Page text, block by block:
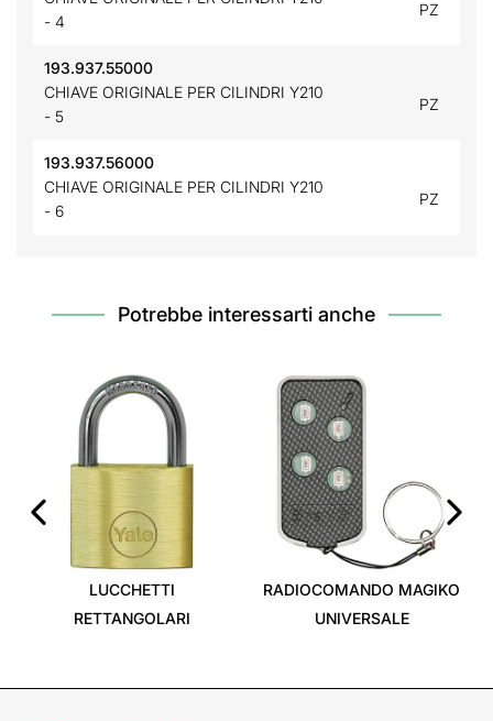
- 4
PZ
193.937.55000
CHIAVE ORIGINALE PER CILINDRI Y210
- 5
PZ
193.937.56000
CHIAVE ORIGINALE PER CILINDRI Y210
- 6
PZ
Potrebbe interessarti anche
LUCCHETTI
RETTANGOLARI
RADIOCOMANDO MAGIKO
UNIVERSALE